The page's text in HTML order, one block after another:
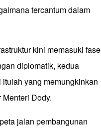
tercantum dalam
kini memasuki fase
diplomatik, kedua
yang memungkinkan
Dody.
jalan pembangunan